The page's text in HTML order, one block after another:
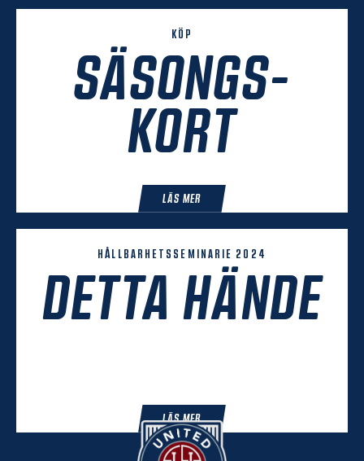
KÖP
SÄSONGS-
KORT
LÄS MER
HÅLLBARHETSSEMINARIE 2024
DETTA HÄNDE
LÄS MER